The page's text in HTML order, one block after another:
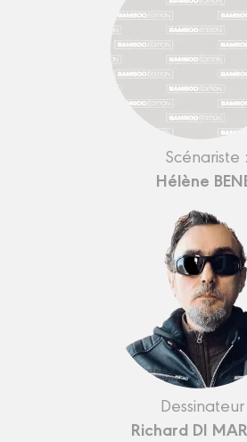
Scénariste :
Hélène
Dessinateur
Richard DI